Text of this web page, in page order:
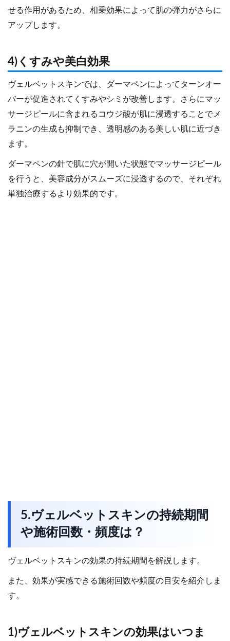
せる作用があるため、相乗効果によって肌の弾力がさらに
アップします。
4)くすみや美白効果
ヴェルベットスキンでは、ダーマペンによってターンオー
バーが促進されてくすみやシミが改善します。さらにマッ
サージピールに含まれるコウジ酸が肌に浸透することでメ
ラニンの生成も抑制でき、透明感のある美しい肌に近づき
ます。
ダーマペンの針で肌に穴が開いた状態でマッサージピール
を行うと、美容成分がスムーズに浸透するので、それぞれ
単独治療するより効果的です。
5.ヴェルベットスキンの持続期間
や施術回数・頻度は？
ヴェルベットスキンの効果の持続期間を解説します。
また、効果が実感できる施術回数や頻度の目安を紹介しま
す。
1)ヴェルベットスキンの効果はいつま